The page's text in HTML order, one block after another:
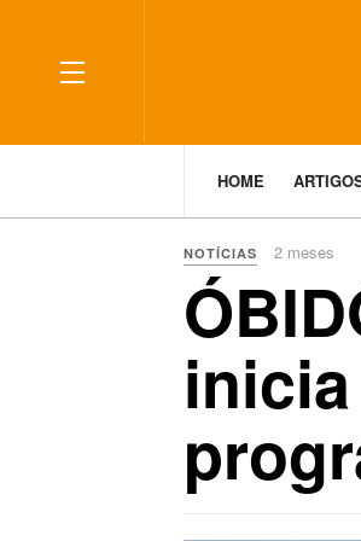
HOME
NOTÍCIAS 2 meses